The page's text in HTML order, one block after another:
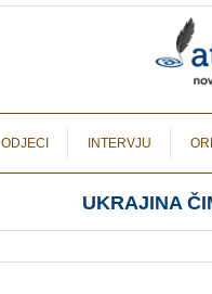
ODJECI INTERVJU
UKRAJINA